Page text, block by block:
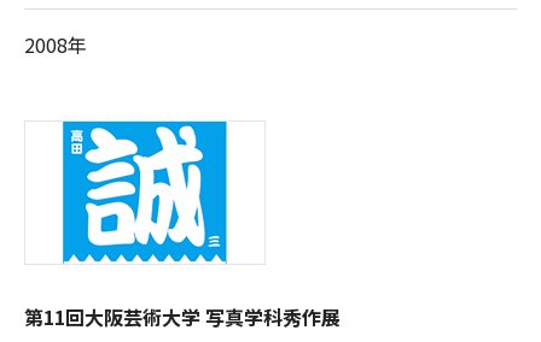
2008年
第11回大阪芸術大学 写真学科秀作展